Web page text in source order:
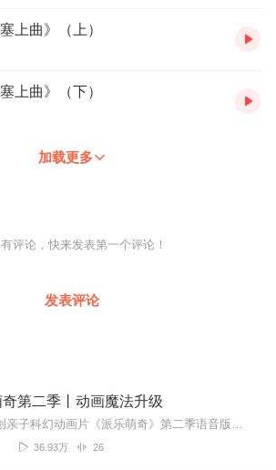
上曲》（上）
上曲》（下）
加载更多
评论，快来发表第一个评论！
发表评论
第二季丨动画魔法升级
大型原创亲子科幻动画片《派乐萌奇》第二季语音版全面升级，给孩子带来更好的“耳朵版动画片”。精选贴近孩子生活与人际交往的日常场景，用魔法心愿道具实现孩子“小小心愿...
36.93万 26